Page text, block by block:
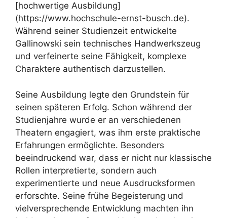
[hochwertige Ausbildung]
(https://www.hochschule-ernst-busch.de).
Während seiner Studienzeit entwickelte
Gallinowski sein technisches Handwerkszeug
und verfeinerte seine Fähigkeit, komplexe
Charaktere authentisch darzustellen.
Seine Ausbildung legte den Grundstein für
seinen späteren Erfolg. Schon während der
Studienjahre wurde er an verschiedenen
Theatern engagiert, was ihm erste praktische
Erfahrungen ermöglichte. Besonders
beeindruckend war, dass er nicht nur klassische
Rollen interpretierte, sondern auch
experimentierte und neue Ausdrucksformen
erforschte. Seine frühe Begeisterung und
vielversprechende Entwicklung machten ihn